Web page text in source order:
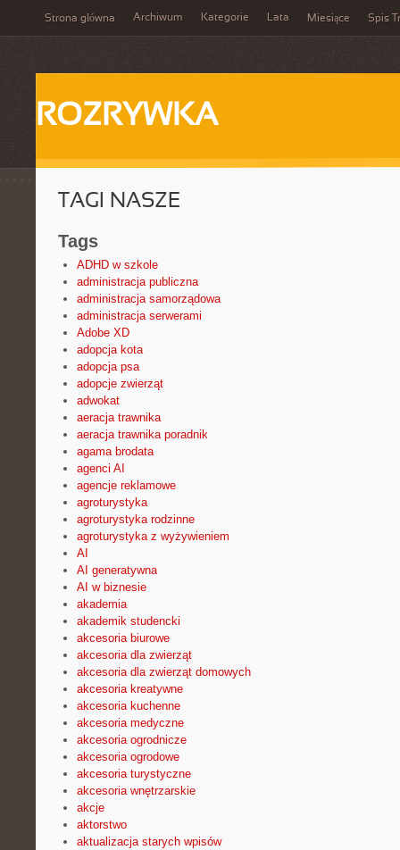
Strona główna Archiwum Kategorie Lata Miesiące Spis
ROZRYWKA
TAGI NASZE
Tags
ADHD w szkole
administracja publiczna
administracja samorządowa
administracja serwerami
Adobe XD
adopcja kota
adopcja psa
adopcje zwierząt
adwokat
aeracja trawnika
aeracja trawnika poradnik
agama brodata
agenci AI
agencje reklamowe
agroturystyka
agroturystyka rodzinne
agroturystyka z wyżywieniem
AI
AI generatywna
AI w biznesie
akademia
akademik studencki
akcesoria biurowe
akcesoria dla zwierząt
akcesoria dla zwierząt domowych
akcesoria kreatywne
akcesoria kuchenne
akcesoria medyczne
akcesoria ogrodnicze
akcesoria ogrodowe
akcesoria turystyczne
akcesoria wnętrzarskie
akcje
aktorstwo
aktualizacja starych wpisów